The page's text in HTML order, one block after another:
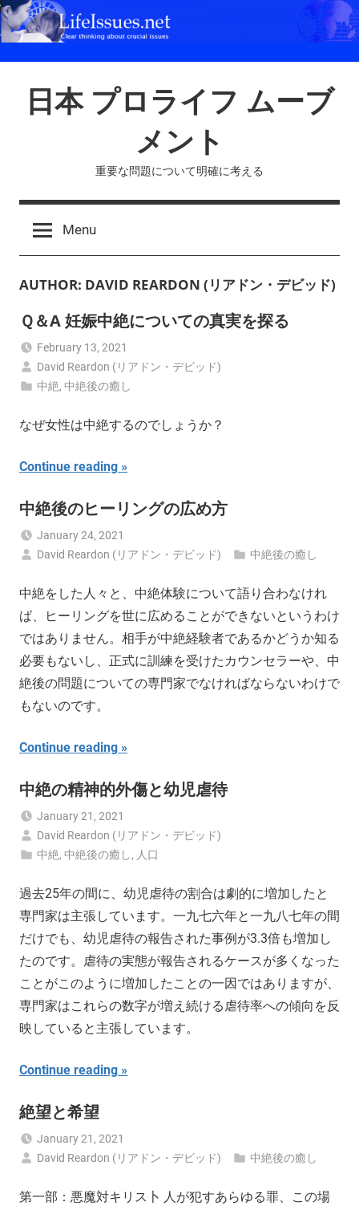
Skip
to
日本 プロライフ ムーブ
メント
重要な問題について明確に考える
Menu
AUTHOR: DAVID REARDON (リアドン・デビッド)
Ｑ＆A 妊娠中絶についての真実を探る
February 13, 2021
David Reardon (リアドン・デビッド)
中絶,中絶後の癒し
なぜ女性は中絶するのでしょうか？
Continue reading
中絶後のヒーリングの広め方
January 24, 2021
David Reardon (リアドン・デビッド)
中絶後の癒し
中絶をした人々と、中絶体験について語り合わなけれ
ば、ヒーリングを世に広めることができないというわけ
ではありません。相手が中絶経験者であるかどうか知る
必要もないし、正式に訓練を受けたカウンセラーや、中
絶後の問題についての専門家でなければならないわけで
もないのです。
Continue reading
中絶の精神的外傷と幼児虐待
January 21, 2021
David Reardon (リアドン・デビッド)
中絶,中絶後の癒し, 人口
過去25年の間に、幼児虐待の割合は劇的に増加したと
専門家は主張しています。一九七六年と一九八七年の間
だけでも、幼児虐待の報告された事例が3.3倍も増加し
たのです。虐待の実態が報告されるケースが多くなった
ことがこのように増加したことの一因ではありますが、
専門家はこれらの数字が増え続ける虐待率への傾向を反
映していると主張しています。
Continue reading
絶望と希望
January 21, 2021
David Reardon (リアドン・デビッド)
中絶後の癒し
第一部：悪魔対キリス卜 人が犯すあらゆる罪、この場